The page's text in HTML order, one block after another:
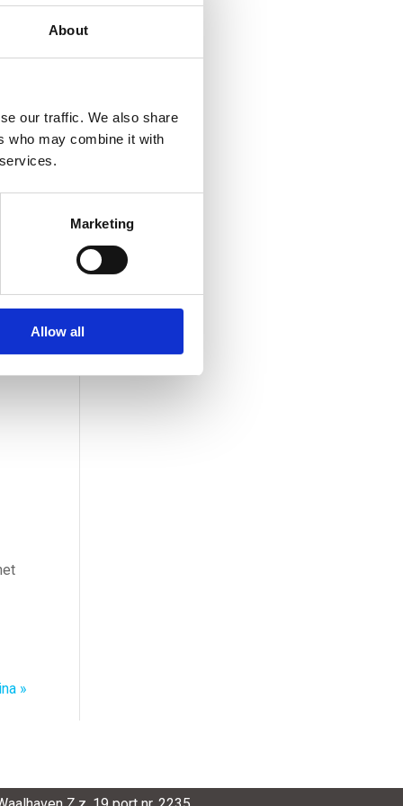
About
our traffic. We also share
who may combine it with
Marketing
Allow all
»